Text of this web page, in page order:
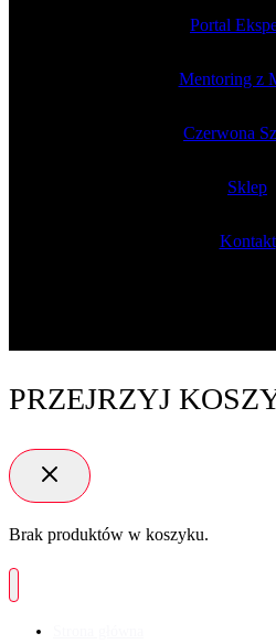
Portal
Mentoring z
Czerwona
Sklep
Kontakt
PRZEJRZYJ
Brak produktów w koszyku.